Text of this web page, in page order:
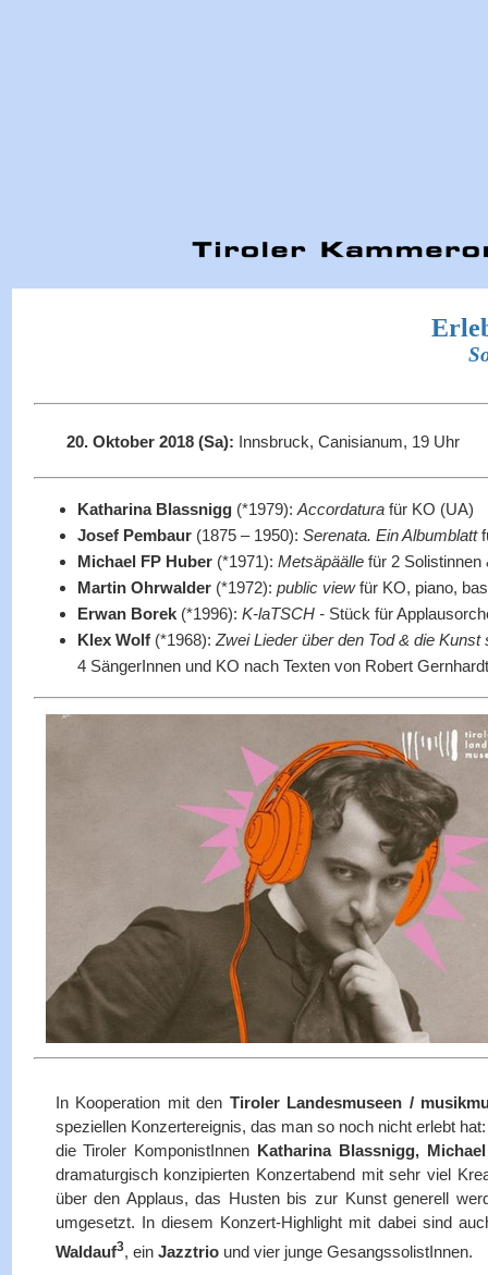
20. Oktober 2018 (Sa): Innsbruck, Canisianum, 19 Uhr
Katharina Blassnigg (*1979):Accordaturafür KO (UA)
Josef Pembaur (1875 – 1950): Serenata. Ein Albumblatt
Michael FP Huber (*1971): Metsäpäälle für 2 Solistinnen
Martin Ohrwalder (*1972): public viewfür KO, piano,
Erwan Borek (*1996): K-laTSCH - Stück für
Klex Wolf (*1968):Zwei Lieder über den Tod & die
4 SängerInnen und KO nach Texten von Robert Gernhardt
In Kooperation mit den Tiroler Landesmuseen /
speziellen Konzertereignis, das man so noch nicht erlebt
die Tiroler KomponistInnen
Katharina Blassnigg,
dramaturgisch konzipierten Konzertabend mit sehr viel
über den Applaus, das Husten bis zur Kunst generell
umgesetzt. In diesem Konzert-Highlight mit dabei sind
Waldauf3, ein Jazztriound vier junge GesangssolistInnen.